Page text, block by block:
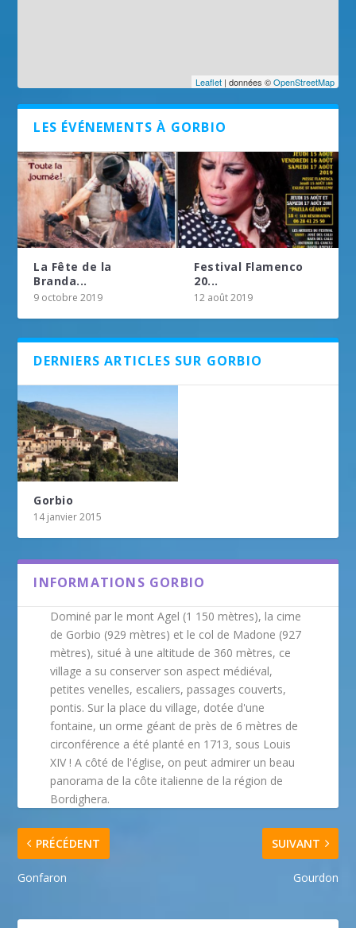
Leaflet| données ©OpenStreetMap
LES ÉVÉNEMENTS À GORBIO
La Fête de la
Branda...
9 octobre 2019
Festival Flamenco
20...
12 août 2019
DERNIERS ARTICLES SUR GORBIO
Gorbio
14 janvier 2015
INFORMATIONS GORBIO
Dominé par le mont Agel (1 150 mètres), la cime
de Gorbio (929 mètres) et le col de Madone (927
mètres), situé à une altitude de 360 mètres, ce
village a su conserver son aspect médiéval,
petites venelles, escaliers, passages couverts,
pontis. Sur la place du village, dotée d'une
fontaine, un orme géant de près de 6 mètres de
circonférence a été planté en 1713, sous Louis
XIV ! A côté de l'église, on peut admirer un beau
panorama de la côte italienne de la région de
Bordighera.
PRÉCÉDENT
Gonfaron
SUIVANT
Gourdon